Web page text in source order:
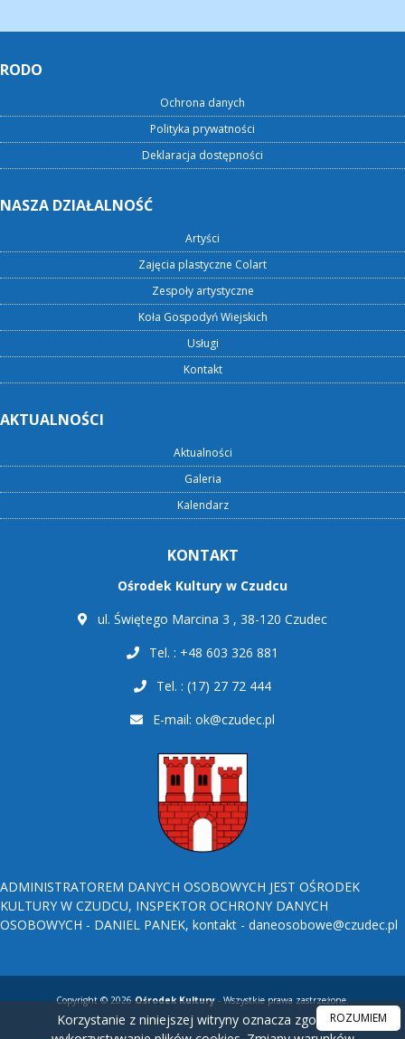
RODO
Ochrona danych
Polityka prywatności
Deklaracja dostępności
NASZA DZIAŁALNOŚĆ
Artyści
Zajęcia plastyczne Colart
Zespoły artystyczne
Koła Gospodyń Wiejskich
Usługi
Kontakt
AKTUALNOŚCI
Aktualności
Galeria
Kalendarz
KONTAKT
Ośrodek Kultury w Czudcu
ul. Świętego Marcina 3 , 38-120 Czudec
Tel. : +48 603 326 881
Tel. : (17) 27 72 444
E-mail: ok@czudec.pl
ADMINISTRATOREM DANYCH OSOBOWYCH JEST OŚRODEK
KULTURY W CZUDCU, INSPEKTOR OCHRONY DANYCH
OSOBOWYCH - DANIEL PANEK, kontakt - daneosobowe@czudec.pl
Copyright © 2026Ośrodek Kultury- Wszystkie prawa zastrzeżone.
Korzystanie z niniejszej witryny oznacza zgodę naROZUMIEM